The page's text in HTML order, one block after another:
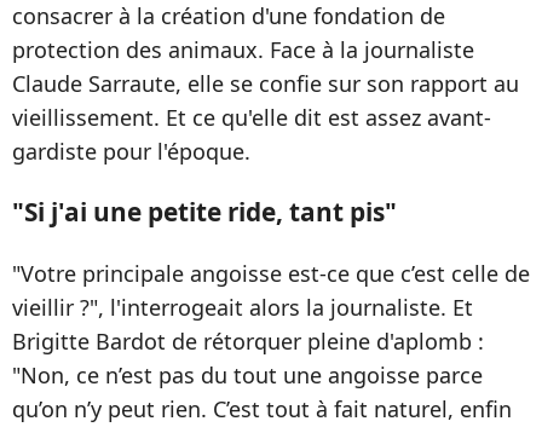
consacrer à la création d'une fondation de
protection des animaux. Face à la journaliste
Claude Sarraute, elle se confie sur son rapport au
vieillissement. Et ce qu'elle dit est assez avant-
gardiste pour l'époque.
"Si j'ai une petite ride, tant pis"
"Votre principale angoisse est-ce que c’est celle de
vieillir ?", l'interrogeait alors la journaliste. Et
Brigitte Bardot de rétorquer pleine d'aplomb :
"Non, ce n’est pas du tout une angoisse parce
qu’on n’y peut rien. C’est tout à fait naturel, enfin